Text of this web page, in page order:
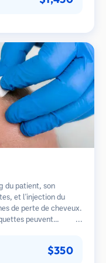
du patient, son
et l'injection du
de perte de cheveux.
peuvent
$350